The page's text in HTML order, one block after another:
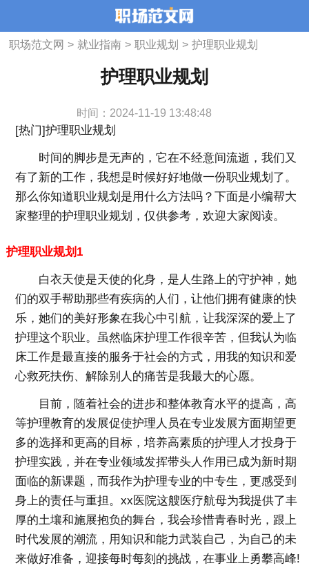
职场范文网 > 就业指南 > 职业规划 > 护理职业规划
护理职业规划
时间：2024-11-19 13:48:48
[热门]护理职业规划
时间的脚步是无声的，它在不经意间流逝，我们又
有了新的工作，我想是时候好好地做一份职业规划了。
那么你知道职业规划是用什么方法吗？下面是小编帮大
家整理的护理职业规划，仅供参考，欢迎大家阅读。
护理职业规划1
白衣天使是天使的化身，是人生路上的守护神，她
们的双手帮助那些有疾病的人们，让他们拥有健康的快
乐，她们的美好形象在我心中引航，让我深深的爱上了
护理这个职业。虽然临床护理工作很辛苦，但我认为临
床工作是最直接的服务于社会的方式，用我的知识和爱
心救死扶伤、解除别人的痛苦是我最大的心愿。
目前，随着社会的进步和整体教育水平的提高，高
等护理教育的发展促使护理人员在专业发展方面期望更
多的选择和更高的目标，培养高素质的护理人才投身于
护理实践，并在专业领域发挥带头人作用已成为新时期
面临的新课题，而我作为护理专业的中专生，更感受到
身上的责任与重担。xx医院这艘医疗航母为我提供了丰
厚的土壤和施展抱负的舞台，我会珍惜青春时光，跟上
时代发展的潮流，用知识和能力武装自己，为自己的未
来做好准备，迎接每时每刻的挑战，在事业上勇攀高峰!